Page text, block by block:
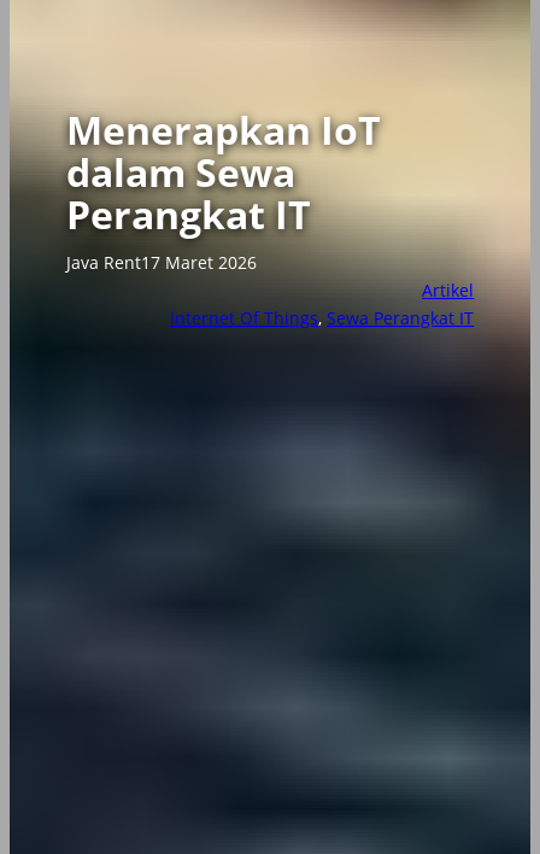
Menerapkan IoT
dalam Sewa
Perangkat IT
Java Rent17 Maret 2026
Artikel
Internet Of Things, Sewa Perangkat IT